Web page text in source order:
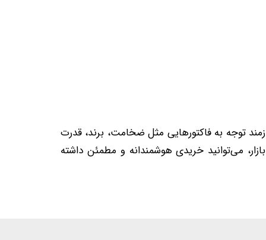
توجه به فاکتورهایی مثل ضخامت، برند، قدرت
می‌توانید خریدی هوشمندانه و مطمئن داشته